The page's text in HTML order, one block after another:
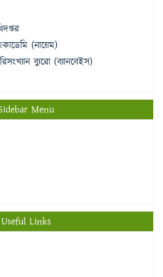
(নায়েম)
ব্যুরো (ব্যানবেইস)
Menu
Useful Links